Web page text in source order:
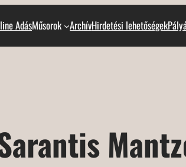
AdásMűsorok ArchívHirdetési lehetőségek